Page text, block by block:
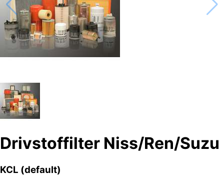
Drivstoffilter Niss/Ren/Suzu
KCL (default)